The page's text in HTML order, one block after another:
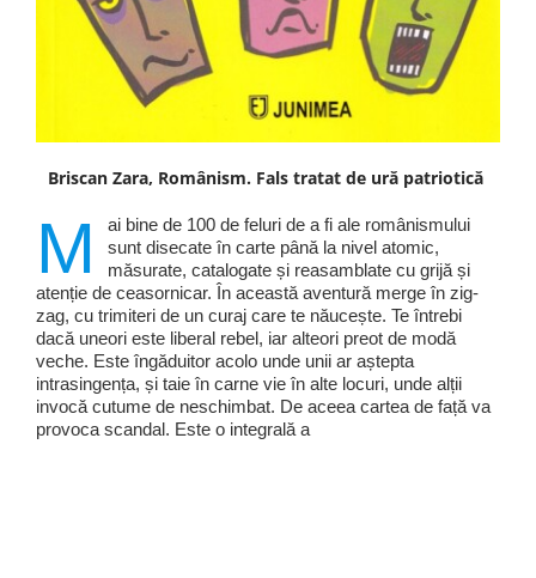
Briscan Zara, Românism. Fals tratat de ură patriotică
M
ai bine de 100 de feluri de a fi ale românismului
sunt disecate în carte până la nivel atomic,
măsurate, catalogate și reasamblate cu grijă și
atenție de ceasornicar. În această aventură merge în zig-
zag, cu trimiteri de un curaj care te năucește. Te întrebi
dacă uneori este liberal rebel, iar alteori preot de modă
veche. Este îngăduitor acolo unde unii ar aștepta
intrasingența, și taie în carne vie în alte locuri, unde alții
invocă cutume de neschimbat. De aceea cartea de față va
provoca scandal. Este o integrală a